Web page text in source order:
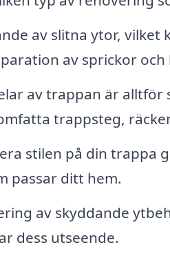
av slitna ytor, vilket
av sprickor och
av trappan är
trappsteg,
stilen på din trappa
passar ditt hem.
av skyddande
dess utseende.